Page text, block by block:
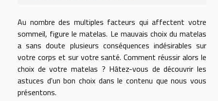
Au nombre des multiples facteurs qui affectent votre
sommeil, figure le matelas. Le mauvais choix du matelas
a sans doute plusieurs conséquences indésirables sur
votre corps et sur votre santé. Comment réussir alors le
choix de votre matelas ? Hâtez-vous de découvrir les
astuces d'un bon choix dans le contenu que nous vous
présentons.